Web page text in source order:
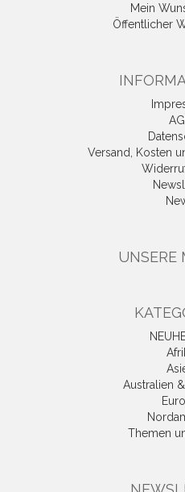
Mein
Öffentlicher
Versand, Kosten
UNSERE
Australien
Themen